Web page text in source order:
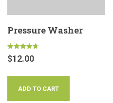
Pressure Washer
Rated
4.67
$12.00
ADD TO CART